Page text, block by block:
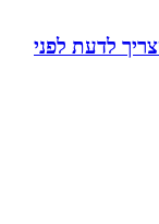
לדעת לפני